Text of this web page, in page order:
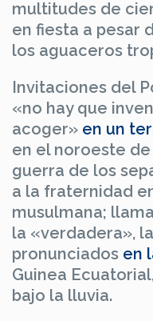
multitudes de
en fiesta a pesar
los aguaceros
Invitaciones del
«no hay que
acoger» en un
en el noroeste
guerra de los
a la fraternidad
musulmana;
la «verdadera»,
pronunciados en
Guinea
bajo la lluvia.